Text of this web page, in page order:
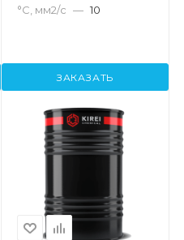
°С, мм2/с — 10
ЗАКАЗАТЬ